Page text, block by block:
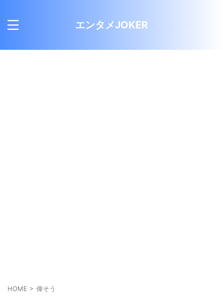
エンタメJOKER
HOME > 偉そう